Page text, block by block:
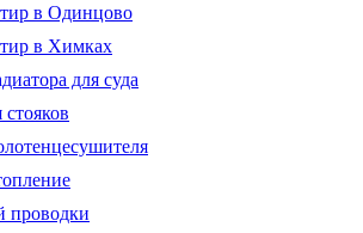
в Одинцово
в Химках
для суда
проводки